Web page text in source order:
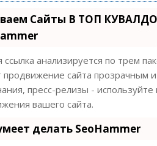
Сайты В ТОП
ссылка анализируется по трем
продвижение сайта прозрачным
пресс-релизы -
вашего сайта.
делать SeoHammer